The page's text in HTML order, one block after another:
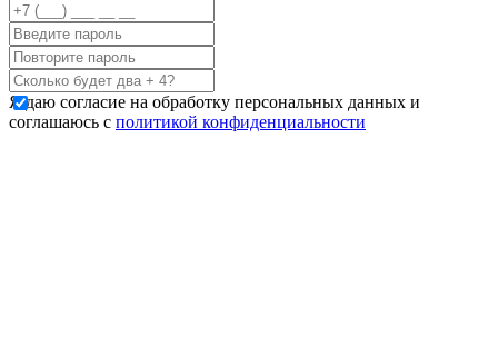
Я даю согласие на обработку персональных данных и
соглашаюсь с политикой конфиденциальности